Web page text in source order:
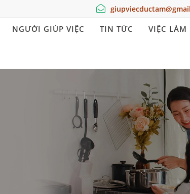
NGƯỜI GIÚP VIỆC TIN TỨC VIỆC LÀM